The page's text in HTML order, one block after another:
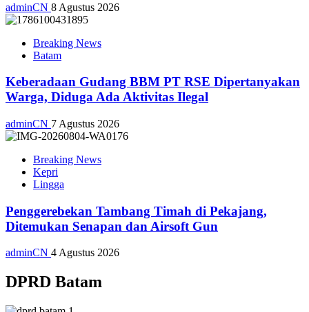
adminCN 8 Agustus 2026
Breaking News
Batam
Keberadaan Gudang BBM PT RSE Dipertanyakan
Warga, Diduga Ada Aktivitas Ilegal
adminCN 7 Agustus 2026
Breaking News
Kepri
Lingga
Penggerebekan Tambang Timah di Pekajang,
Ditemukan Senapan dan Airsoft Gun
adminCN 4 Agustus 2026
DPRD Batam